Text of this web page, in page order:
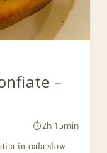
–
⏱2h 15min
in oala slow